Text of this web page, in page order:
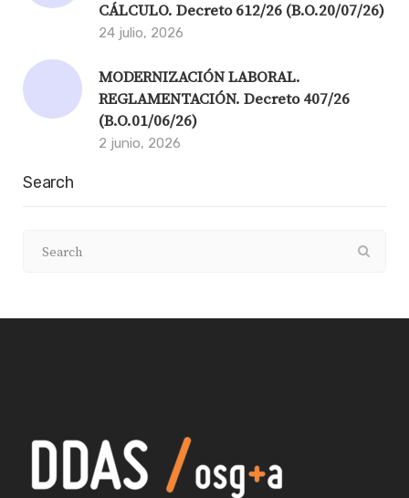
CÁLCULO. Decreto 612/26 (B.O.20/07/26)
24 julio, 2026
MODERNIZACIÓN LABORAL.
REGLAMENTACIÓN. Decreto 407/26
(B.O.01/06/26)
2 junio, 2026
Search